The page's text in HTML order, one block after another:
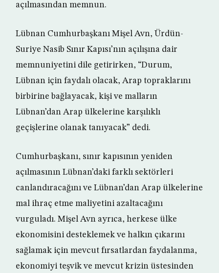
açılmasından memnun.
Lübnan Cumhurbaşkanı Mişel Avn, Ürdün-
Suriye Nasib Sınır Kapısı’nın açılışına dair
memnuniyetini dile getirirken, “Durum,
Lübnan için faydalı olacak, Arap topraklarını
birbirine bağlayacak, kişi ve malların
Lübnan’dan Arap ülkelerine karşılıklı
geçişlerine olanak tanıyacak” dedi.
Cumhurbaşkanı, sınır kapısının yeniden
açılmasının Lübnan’daki farklı sektörleri
canlandıracağını ve Lübnan’dan Arap ülkelerine
mal ihraç etme maliyetini azaltacağını
vurguladı. Mişel Avn ayrıca, herkese ülke
ekonomisini desteklemek ve halkın çıkarını
sağlamak için mevcut fırsatlardan faydalanma,
ekonomiyi teşvik ve mevcut krizin üstesinden